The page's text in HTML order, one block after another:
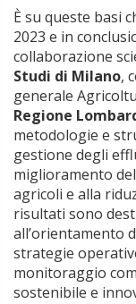
È su queste basi
2023 e in
collaborazione
Studi di Milano,
generale
Regione
metodologie e
gestione degli
miglioramento
agricoli e alla
risultati sono
all’orientamento
strategie
monitoraggio
sostenibile e